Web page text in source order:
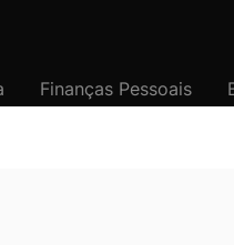
Finanças Pessoais